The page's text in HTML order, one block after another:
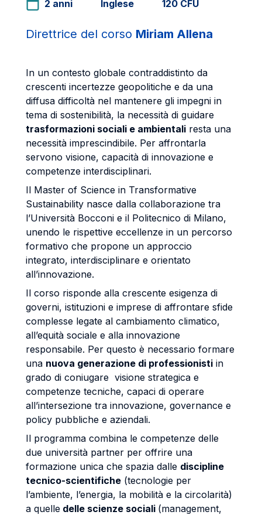
2 anni Inglese 120 CFU
Direttrice del corso Miriam Allena
In un contesto globale contraddistinto da
crescenti incertezze geopolitiche e da una
diffusa difficoltà nel mantenere gli impegni in
tema di sostenibilità, la necessità di guidare
trasformazioni sociali e ambientali resta una
necessità imprescindibile. Per affrontarla
servono visione, capacità di innovazione e
competenze interdisciplinari.
Il Master of Science in Transformative
Sustainability nasce dalla collaborazione tra
l’Università Bocconi e il Politecnico di Milano,
unendo le rispettive eccellenze in un percorso
formativo che propone un approccio
integrato, interdisciplinare e orientato
all’innovazione.
Il corso risponde alla crescente esigenza di
governi, istituzioni e imprese di affrontare sfide
complesse legate al cambiamento climatico,
all’equità sociale e alla innovazione
responsabile. Per questo è necessario formare
una nuova generazione di professionisti in
grado di coniugare visione strategica e
competenze tecniche, capaci di operare
all’intersezione tra innovazione, governance e
policy pubbliche e aziendali.
Il programma combina le competenze delle
due università partner per offrire una
formazione unica che spazia dalle discipline
tecnico-scientifiche (tecnologie per
l’ambiente, l’energia, la mobilità e la circolarità)
a quelle delle scienze sociali (management,